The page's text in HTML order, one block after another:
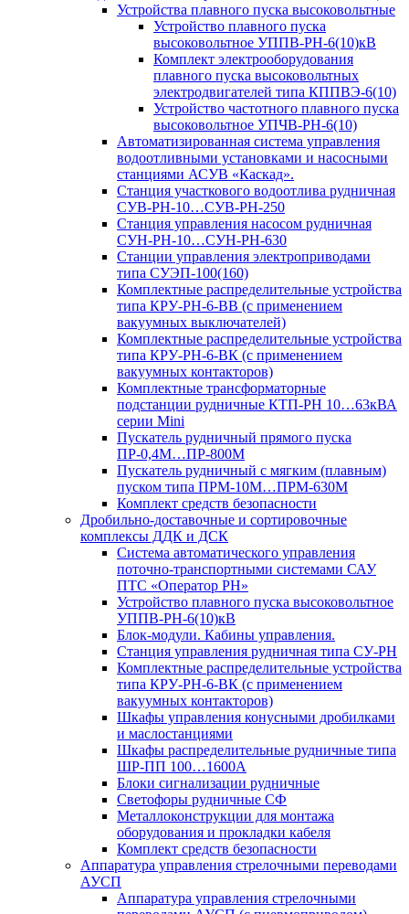
Устройства плавного пуска высоковольтные
Устройство плавного пуска
высоковольтное УППВ-РН-6(10)кВ
Комплект электрооборудования
плавного пуска высоковольтных
электродвигателей типа КППВЭ-6(10)
Устройство частотного плавного пуска
высоковольтное УПЧВ-РН-6(10)
Автоматизированная система управления
водоотливными установками и насосными
станциями АСУВ «Каскад».
Станция участкового водоотлива рудничная
СУВ-РН-10…СУВ-РН-250
Станция управления насосом рудничная
СУН-РН-10…СУН-РН-630
Станции управления электроприводами
типа СУЭП-100(160)
Комплектные распределительные устройства
типа КРУ-РН-6-ВВ (с применением
вакуумных выключателей)
Комплектные распределительные устройства
типа КРУ-РН-6-ВК (с применением
вакуумных контакторов)
Комплектные трансформаторные
подстанции рудничные КТП-РН 10…63кВА
серии Mini
Пускатель рудничный прямого пуска
ПР-0,4М…ПР-800М
Пускатель рудничный с мягким (плавным)
пуском типа ПРМ-10М…ПРМ-630М
Комплект средств безопасности
Дробильно-доставочные и сортировочные
комплексы ДДК и ДСК
Система автоматического управления
поточно-транспортными системами САУ
ПТС «Оператор РН»
Устройство плавного пуска высоковольтное
УППВ-РН-6(10)кВ
Блок-модули. Кабины управления.
Станция управления рудничная типа СУ-РН
Комплектные распределительные устройства
типа КРУ-РН-6-ВК (с применением
вакуумных контакторов)
Шкафы управления конусными дробилками
и маслостанциями
Шкафы распределительные рудничные типа
ШР-ПП 100…1600А
Блоки сигнализации рудничные
Светофоры рудничные СФ
Металлоконструкции для монтажа
оборудования и прокладки кабеля
Комплект средств безопасности
Аппаратура управления стрелочными переводами
АУСП
Аппаратура управления стрелочными